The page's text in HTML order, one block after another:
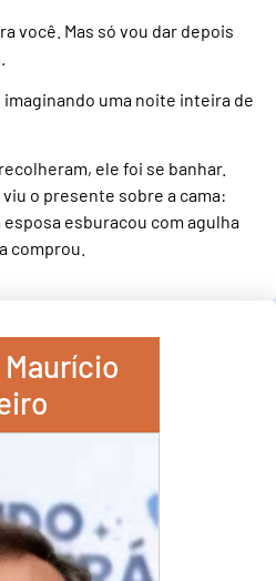
você. Mas só vou dar depois
uma noite inteira de
ele foi se banhar.
o presente sobre a cama:
esburacou com agulha
comprou.